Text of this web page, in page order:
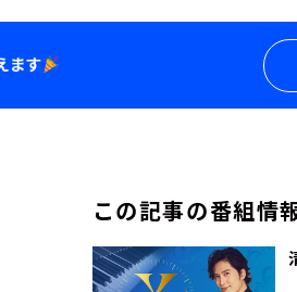
この記事の番組情